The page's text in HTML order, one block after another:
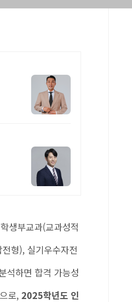
생부교과(교과성적
형), 실기우수자전
석하면 합격 가능성
으로, 2025학년도 인